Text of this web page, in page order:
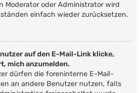
Moderator oder Administrator wird
einfach wieder zurücksetzen.
auf den E-Mail-Link klicke,
mich anzumelden.
dürfen die foreninterne E-Mail-
an andere Benutzer nutzen, falls